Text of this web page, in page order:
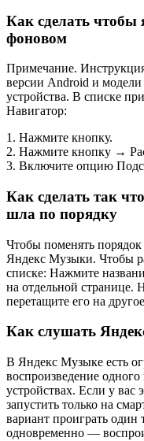
Как сделать чтобы
фоновом
Примечание.
версии Android и модели
устройства. В списке
Навигатор:
1. Нажмите кнопку.
2. Нажмите кнопку →
3. Включите опцию
Как сделать так
шла по порядку
Чтобы поменять порядок
Яндекс Музыки. Чтобы
списке: Нажмите
на отдельной странице.
перетащите его на
Как слушать
В Яндекс Музыке есть
воспроизведение
устройствах. Если у вас
запустить только на
вариант проиграть один
одновременно —